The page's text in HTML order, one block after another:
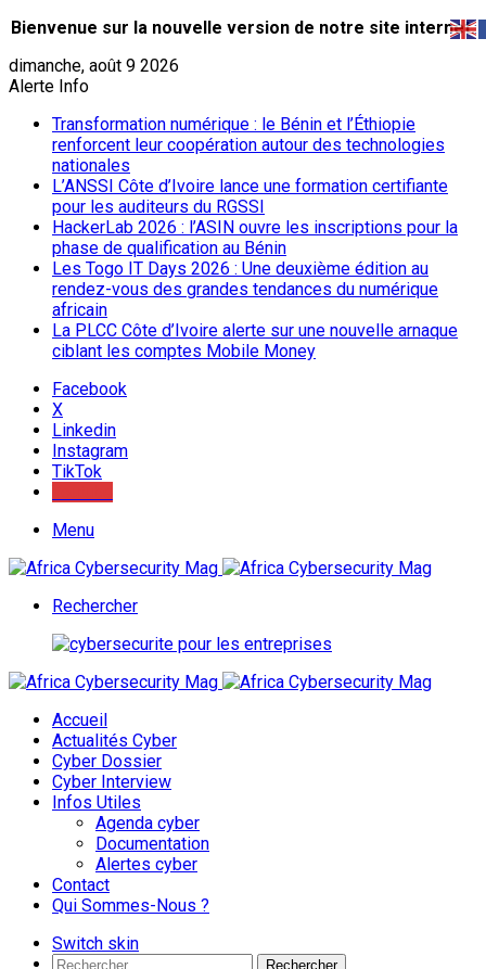
Bienvenue sur la nouvelle version de notre site internet.
dimanche, août 9 2026
Alerte Info
Transformation numérique : le Bénin et l’Éthiopie
renforcent leur coopération autour des technologies
nationales
L’ANSSI Côte d’Ivoire lance une formation certifiante
pour les auditeurs du RGSSI
HackerLab 2026 : l’ASIN ouvre les inscriptions pour la
phase de qualification au Bénin
Les Togo IT Days 2026 : Une deuxième édition au
rendez-vous des grandes tendances du numérique
africain
La PLCC Côte d’Ivoire alerte sur une nouvelle arnaque
ciblant les comptes Mobile Money
Facebook
X
Linkedin
Instagram
TikTok
Menu
Rechercher
Accueil
Actualités Cyber
Cyber Dossier
Cyber Interview
Infos Utiles
Agenda cyber
Documentation
Alertes cyber
Contact
Qui Sommes-Nous ?
Switch skin
Rechercher